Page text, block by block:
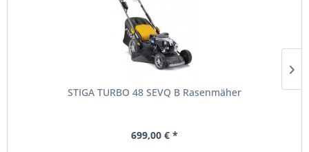
STIGA TURBO 48 SEVQ B Rasenmäher
699,00 € *